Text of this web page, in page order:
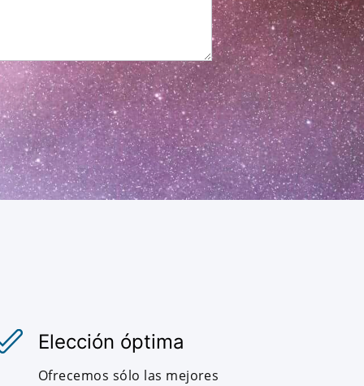
Elección óptima
Ofrecemos sólo las mejores